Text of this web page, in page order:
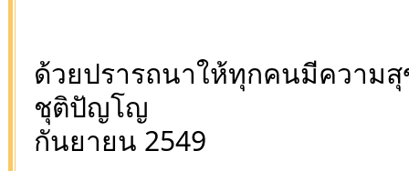
ด้วยปรารถนาให้ทุกคนมีความ
ชุติปัญโญ
กันยายน 2549